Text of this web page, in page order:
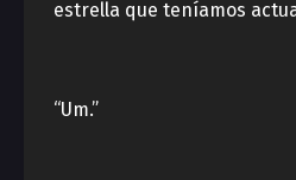
estrella que teníamos
“Um.”